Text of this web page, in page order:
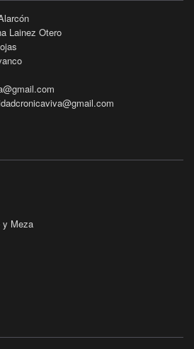
Lainez Otero
y Meza